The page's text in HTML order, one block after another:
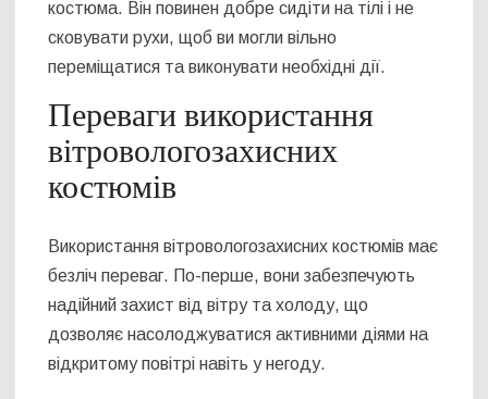
костюма. Він повинен добре сидіти на тілі і не
сковувати рухи, щоб ви могли вільно
переміщатися та виконувати необхідні дії.
Переваги використання
вітровологозахисних
костюмів
Використання вітровологозахисних костюмів має
безліч переваг. По-перше, вони забезпечують
надійний захист від вітру та холоду, що
дозволяє насолоджуватися активними діями на
відкритому повітрі навіть у негоду.